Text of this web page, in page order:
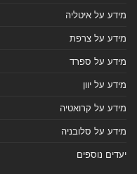
מידע על איטליה
מידע על צרפת
מידע על ספרד
מידע על יוון
מידע על קרואטיה
מידע על סלובניה
יעדים נוספים